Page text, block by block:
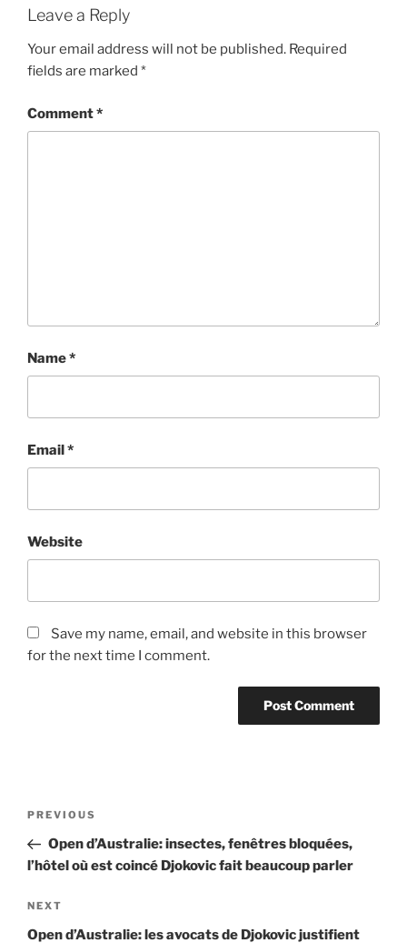
Leave a Reply
Your email address will not be published. Required
fields are marked *
Comment*
Name*
Email*
Website
Save my name, email, and website in this browser
for the next time I comment.
Previous
Post
PREVIOUS
Open d’Australie: insectes, fenêtres bloquées,
l’hôtel où est coincé Djokovic fait beaucoup parler
Next
Post
NEXT
Open d’Australie: les avocats de Djokovic justifient